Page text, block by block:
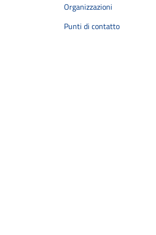
Organizzazioni
Punti di contatto